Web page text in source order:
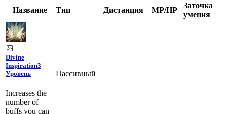
Название Тип Дистанция MP/HP
Заточка
умения
Divine
Inspiration3
Уровень
Increases the
number of
buffs you can
Пассивный